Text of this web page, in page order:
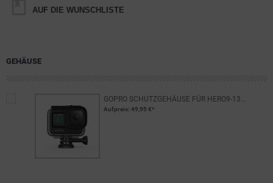
AUF DIE WUNSCHLISTE
GEHÄUSE
GOPRO SCHUTZGEHÄUSE FÜR HERO9-13...
Aufpreis: 49,95 €*